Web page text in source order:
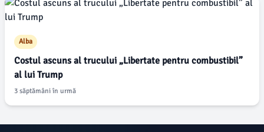
Alba
Costul ascuns al trucului „Libertate pentru combustibil”
al lui Trump
3 săptămâni în urmă